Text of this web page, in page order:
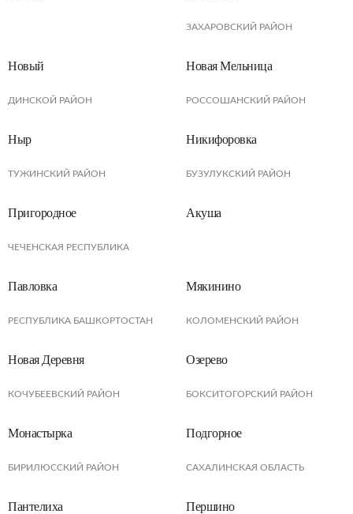
ЗАХАРОВСКИЙ РАЙОН
Новый
ДИНСКОЙ РАЙОН
Новая Мельница
РОССОШАНСКИЙ РАЙОН
Ныр
ТУЖИНСКИЙ РАЙОН
Никифоровка
БУЗУЛУКСКИЙ РАЙОН
Пригородное
ЧЕЧЕНСКАЯ РЕСПУБЛИКА
Акуша
Павловка
РЕСПУБЛИКА БАШКОРТОСТАН
Мякинино
КОЛОМЕНСКИЙ РАЙОН
Новая Деревня
КОЧУБЕЕВСКИЙ РАЙОН
Озерево
БОКСИТОГОРСКИЙ РАЙОН
Монастырка
БИРИЛЮССКИЙ РАЙОН
Подгорное
САХАЛИНСКАЯ ОБЛАСТЬ
Пaнтелиха Першино